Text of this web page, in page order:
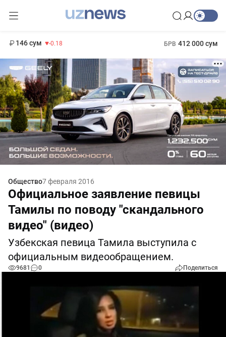
146 сум -0.18 БРВ 412 000 сум
Общество7 февраля 2016
Официальное заявление певицы
Тамилы по поводу "скандального
видео" (видео)
Узбекская певица Тамила выступила с
официальным видеообращением.
9681 0 Поделиться